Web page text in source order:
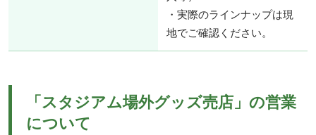
・実際のラインナップは現
地でご確認ください。
「スタジアム場外グッズ売店」の営業
について